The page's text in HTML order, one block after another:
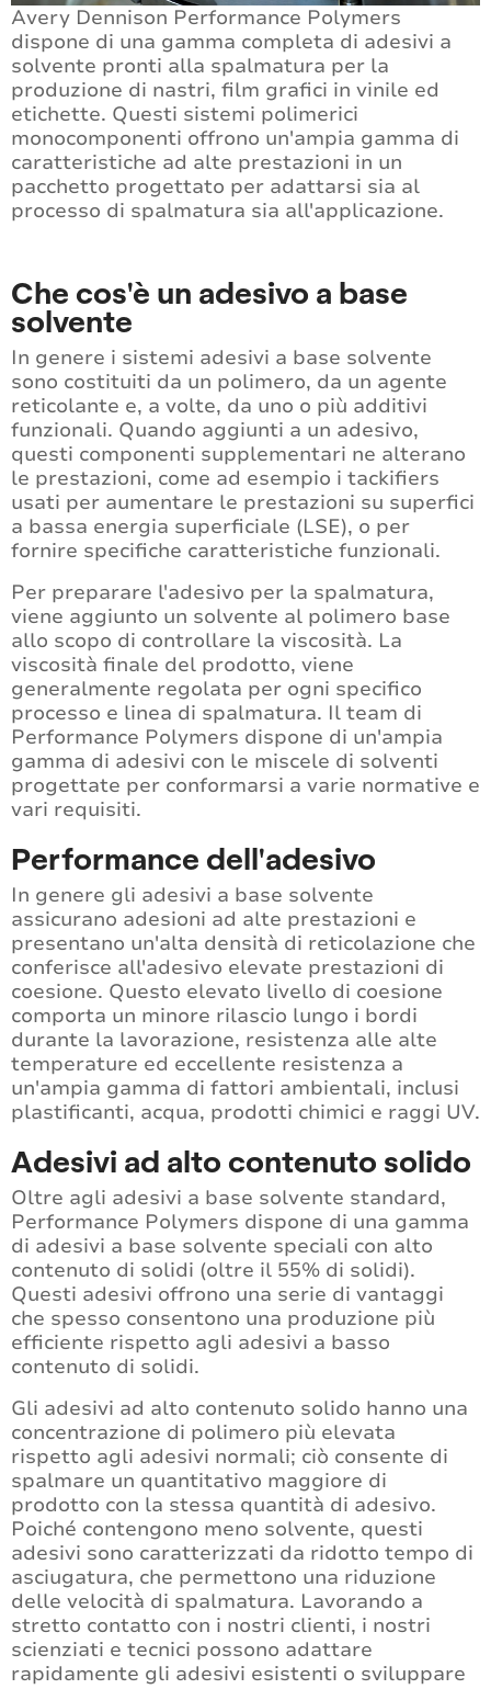
Avery Dennison Performance Polymers
dispone di una gamma completa di adesivi a
solvente pronti alla spalmatura per la
produzione di nastri, film grafici in vinile ed
etichette. Questi sistemi polimerici
monocomponenti offrono un'ampia gamma di
caratteristiche ad alte prestazioni in un
pacchetto progettato per adattarsi sia al
processo di spalmatura sia all'applicazione.
Che cos'è un adesivo a base
solvente
In genere i sistemi adesivi a base solvente
sono costituiti da un polimero, da un agente
reticolante e, a volte, da uno o più additivi
funzionali. Quando aggiunti a un adesivo,
questi componenti supplementari ne alterano
le prestazioni, come ad esempio i tackifiers
usati per aumentare le prestazioni su superfici
a bassa energia superficiale (LSE), o per
fornire specifiche caratteristiche funzionali.
Per preparare l'adesivo per la spalmatura,
viene aggiunto un solvente al polimero base
allo scopo di controllare la viscosità. La
viscosità finale del prodotto, viene
generalmente regolata per ogni specifico
processo e linea di spalmatura. Il team di
Performance Polymers dispone di un'ampia
gamma di adesivi con le miscele di solventi
progettate per conformarsi a varie normative e
vari requisiti.
Performance dell'adesivo
In genere gli adesivi a base solvente
assicurano adesioni ad alte prestazioni e
presentano un'alta densità di reticolazione che
conferisce all'adesivo elevate prestazioni di
coesione. Questo elevato livello di coesione
comporta un minore rilascio lungo i bordi
durante la lavorazione, resistenza alle alte
temperature ed eccellente resistenza a
un'ampia gamma di fattori ambientali, inclusi
plastificanti, acqua, prodotti chimici e raggi UV.
Adesivi ad alto contenuto solido
Oltre agli adesivi a base solvente standard,
Performance Polymers dispone di una gamma
di adesivi a base solvente speciali con alto
contenuto di solidi (oltre il 55% di solidi).
Questi adesivi offrono una serie di vantaggi
che spesso consentono una produzione più
efficiente rispetto agli adesivi a basso
contenuto di solidi.
Gli adesivi ad alto contenuto solido hanno una
concentrazione di polimero più elevata
rispetto agli adesivi normali; ciò consente di
spalmare un quantitativo maggiore di
prodotto con la stessa quantità di adesivo.
Poiché contengono meno solvente, questi
adesivi sono caratterizzati da ridotto tempo di
asciugatura, che permettono una riduzione
delle velocità di spalmatura. Lavorando a
stretto contatto con i nostri clienti, i nostri
scienziati e tecnici possono adattare
rapidamente gli adesivi esistenti o sviluppare